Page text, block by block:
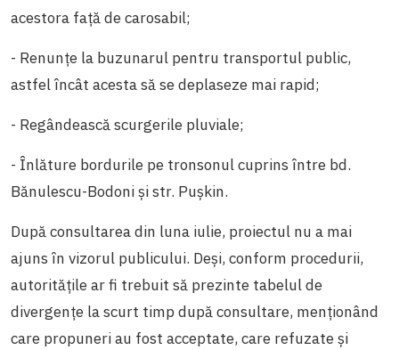
acestora față de carosabil;
- Renunțe la buzunarul pentru transportul public,
astfel încât acesta să se deplaseze mai rapid;
- Regândească scurgerile pluviale;
- Înlăture bordurile pe tronsonul cuprins între bd.
Bănulescu-Bodoni și str. Pușkin.
După consultarea din luna iulie, proiectul nu a mai
ajuns în vizorul publicului. Deși, conform procedurii,
autoritățile ar fi trebuit să prezinte tabelul de
divergențe la scurt timp după consultare, menționând
care propuneri au fost acceptate, care refuzate și